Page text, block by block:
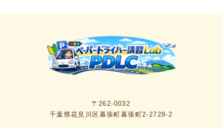
〒262-0032
千葉県花見川区幕張町幕張町2-2728-2